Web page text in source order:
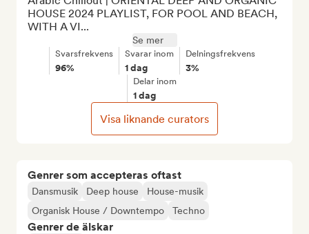
Genrer som accepteras oftast
Dansmusik Deep house
House-musik
Organisk House / Downtempo
Techno
Genrer de älskar
HOUSE 2024 PLAYLIST, FOR POOL AND BEACH,
WITH A VI...
Se mer
Svarsfrekvens
96%
Svarar inom
1 dag
Delningsfrekvens
3%
Delar inom
1 dag
Visa liknande curators